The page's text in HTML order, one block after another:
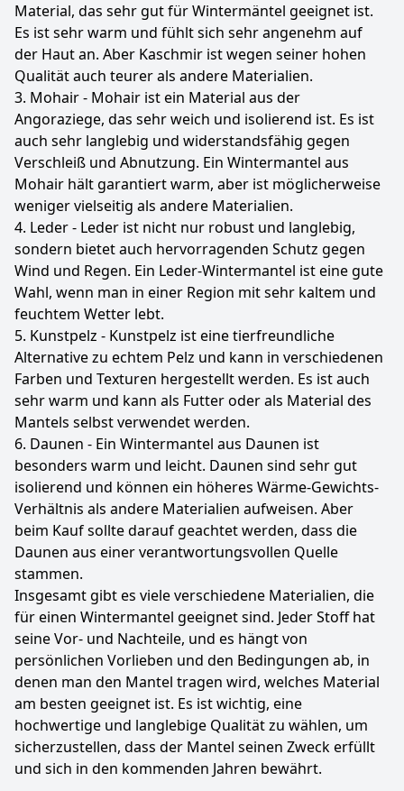
Material, das sehr gut für Wintermäntel geeignet ist.
Es ist sehr warm und fühlt sich sehr angenehm auf
der Haut an. Aber Kaschmir ist wegen seiner hohen
Qualität auch teurer als andere Materialien.
3. Mohair - Mohair ist ein Material aus der
Angoraziege, das sehr weich und isolierend ist. Es ist
auch sehr langlebig und widerstandsfähig gegen
Verschleiß und Abnutzung. Ein Wintermantel aus
Mohair hält garantiert warm, aber ist möglicherweise
weniger vielseitig als andere Materialien.
4. Leder - Leder ist nicht nur robust und langlebig,
sondern bietet auch hervorragenden Schutz gegen
Wind und Regen. Ein Leder-Wintermantel ist eine gute
Wahl, wenn man in einer Region mit sehr kaltem und
feuchtem Wetter lebt.
5. Kunstpelz - Kunstpelz ist eine tierfreundliche
Alternative zu echtem Pelz und kann in verschiedenen
Farben und Texturen hergestellt werden. Es ist auch
sehr warm und kann als Futter oder als Material des
Mantels selbst verwendet werden.
6. Daunen - Ein Wintermantel aus Daunen ist
besonders warm und leicht. Daunen sind sehr gut
isolierend und können ein höheres Wärme-Gewichts-
Verhältnis als andere Materialien aufweisen. Aber
beim Kauf sollte darauf geachtet werden, dass die
Daunen aus einer verantwortungsvollen Quelle
stammen.
Insgesamt gibt es viele verschiedene Materialien, die
für einen Wintermantel geeignet sind. Jeder Stoff hat
seine Vor- und Nachteile, und es hängt von
persönlichen Vorlieben und den Bedingungen ab, in
denen man den Mantel tragen wird, welches Material
am besten geeignet ist. Es ist wichtig, eine
hochwertige und langlebige Qualität zu wählen, um
sicherzustellen, dass der Mantel seinen Zweck erfüllt
und sich in den kommenden Jahren bewährt.